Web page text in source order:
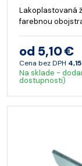
Lakoplastovaná
farebnou
od 5,10 €
Cena bez DPH
Na sklade -
dostupnosti)